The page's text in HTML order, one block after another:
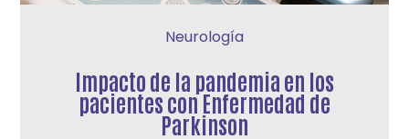
Neurología
Impacto de la pandemia en los
pacientes con Enfermedad de
Parkinson